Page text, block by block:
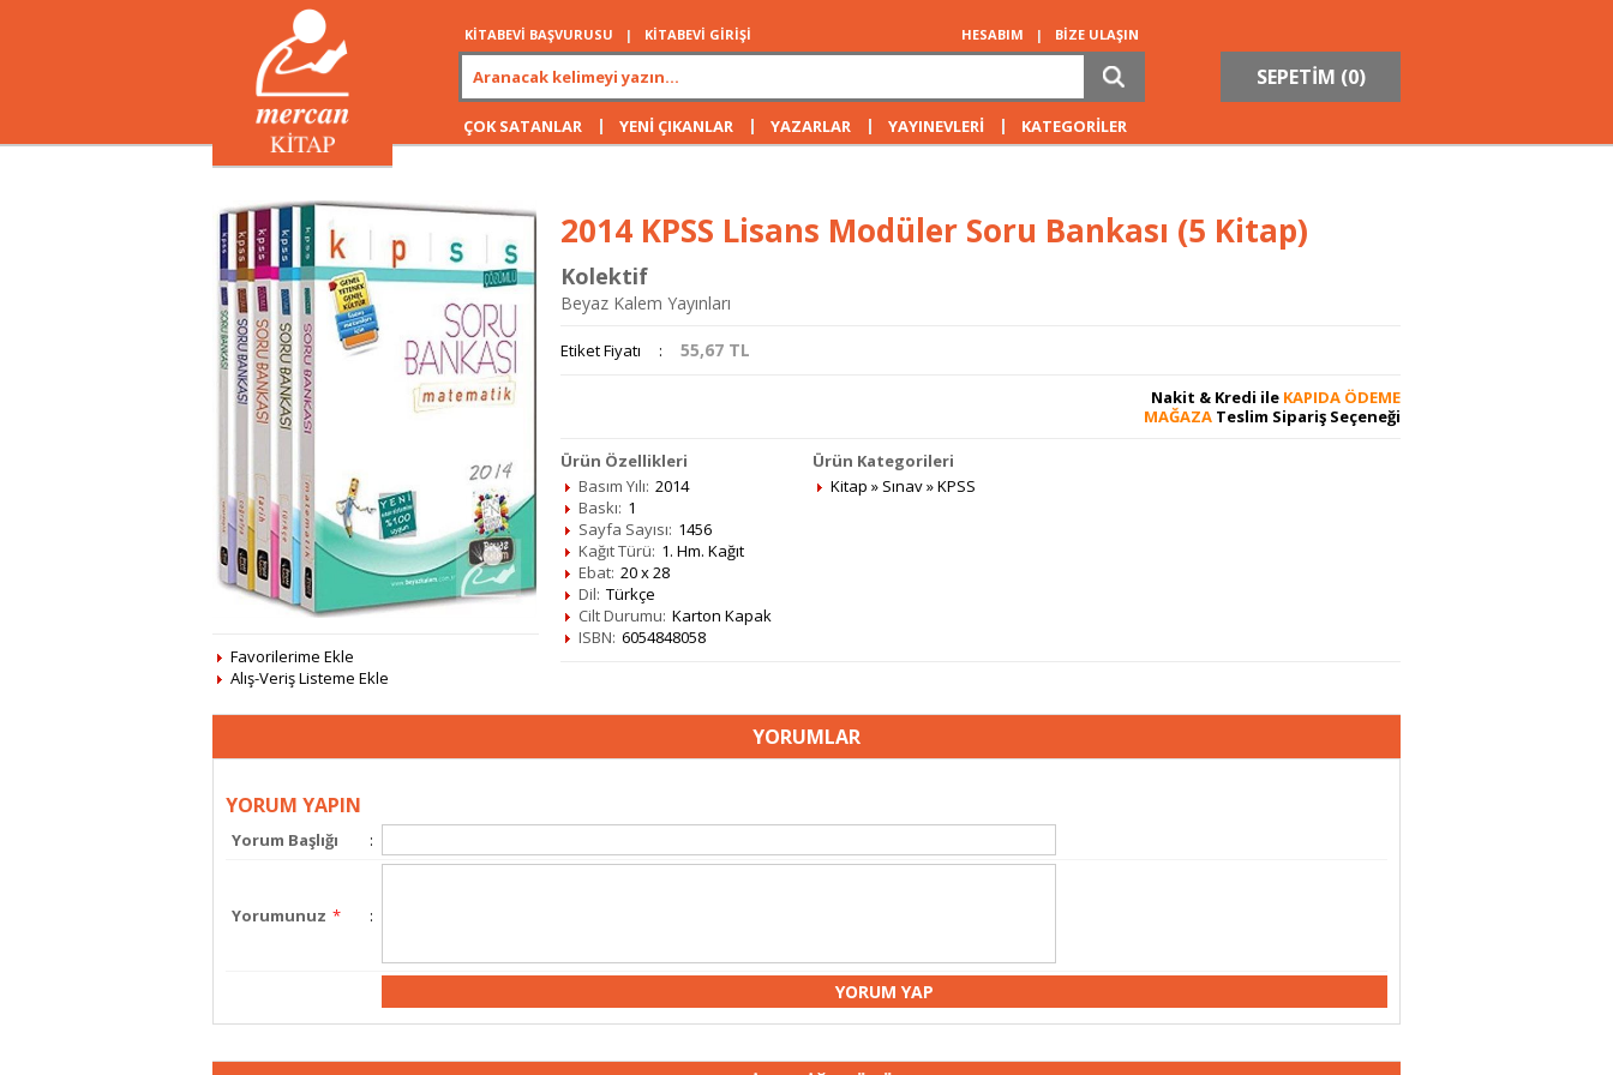
KİTABEVİ BAŞVURUSU | KİTABEVİ GİRİŞİ HESABIM | BİZE ULAŞIN
SEPETİM (0)
ÇOK SATANLAR | YENİ ÇIKANLAR | YAZARLAR | YAYINEVLERİ | KATEGORİLER
Favorilerime Ekle
Alış-Veriş Listeme Ekle
2014 KPSS Lisans Modüler Soru Bankası (5 Kitap)
Kolektif
Beyaz Kalem Yayınları
Etiket Fiyatı : 55,67 TL
Nakit & Kredi ile KAPIDA ÖDEME
MAĞAZA Teslim Sipariş Seçeneği
Ürün Özellikleri
Basım Yılı: 2014
Baskı: 1
Sayfa Sayısı: 1456
Kağıt Türü: 1. Hm. Kağıt
Ebat: 20 x 28
Dil: Türkçe
Cilt Durumu: Karton Kapak
ISBN: 6054848058
Ürün Kategorileri
Kitap » Sınav»KPSS
YORUMLAR
YORUM YAPIN
Yorum Başlığı :
Yorumunuz * :